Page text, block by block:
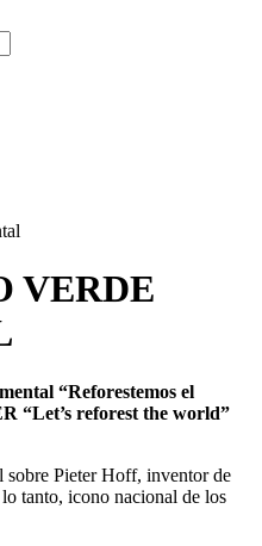
VERDE
“Reforestemos el
“Let’s reforest the world”
sobre Pieter Hoff, inventor de
tanto, icono nacional de los